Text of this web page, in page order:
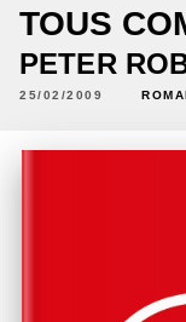
TOUS
PETER
25/02/2009